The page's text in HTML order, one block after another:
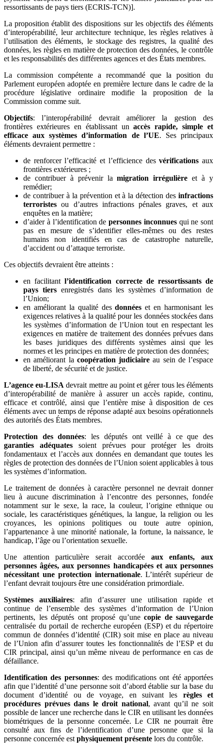
ressortissants de pays tiers (ECRIS-TCN)].
La proposition établit des dispositions sur les objectifs des éléments
d’interopérabilité, leur architecture technique, les règles relatives à
l’utilisation des éléments, le stockage des registres, la qualité des
données, les règles en matière de protection des données, le contrôle
et les responsabilités des différentes agences et des États membres.
La commission compétente a recommandé que la position du
Parlement européen adoptée en première lecture dans le cadre de la
procédure législative ordinaire modifie la proposition de la
Commission comme suit.
Objectifs: l’interopérabilité devrait améliorer la gestion des
frontières extérieures en établissant unaccès rapide, simple et
efficace aux systèmes d’information de l’UE. Ses principaux
éléments devraient permettre :
de renforcer l’efficacité et l’efficience desvérifications aux
frontières extérieures ;
de contribuer à prévenir lamigration irrégulière et à y
remédier;
de contribuer à la prévention et à la détection des infractions
terroristes ou d’autres infractions pénales graves, et aux
enquêtes en la matière;
d’aider à l’identification de personnes inconnuesqui ne sont
pas en mesure de s’identifier elles-mêmes ou des restes
humains non identifiés en cas de catastrophe naturelle,
d’accident ou d’attaque terroriste.
Ces objectifs devraient être atteints :
en facilitantl’identification correcte de ressortissants de
pays tiersenregistrés dans les systèmes d’information de
l’Union;
en améliorant la qualité desdonnées et en harmonisant les
exigences relatives à la qualité pour les données stockées dans
les systèmes d’information de l’Union tout en respectant les
exigences en matière de traitement des données prévues dans
les bases juridiques des différents systèmes ainsi que les
normes et les principes en matière de protection des données;
en améliorant la coopération judiciaire au sein de l’espace
de liberté, de sécurité et de justice.
L’agence eu-LISA devrait mettre au point et gérer tous les éléments
d’interopérabilité de manière à assurer un accès rapide, continu,
efficace et contrôlé, ainsi que l’entière mise à disposition de ces
éléments avec un temps de réponse adapté aux besoins opérationnels
des autorités des États membres.
Protection des données: les députés ont veillé à ce que des
garanties adéquatessoient prévues pour protéger les droits
fondamentaux et l’accès aux données en demandant que toutes les
règles de protection des données de l’Union soient applicables à tous
les systèmes d’information.
Le traitement de données à caractère personnel ne devrait donner
lieu à aucune discrimination à l’encontre des personnes, fondée
notamment sur le sexe, la race, la couleur, l’origine ethnique ou
sociale, les caractéristiques génétiques, la langue, la religion ou les
croyances, les opinions politiques ou toute autre opinion,
l’appartenance à une minorité nationale, la fortune, la naissance, le
handicap, l’âge ou l’orientation sexuelle.
Une attention particulière serait accordée aux enfants, aux
personnes âgées, aux personnes handicapées et aux personnes
nécessitant une protection internationale. L’intérêt supérieur de
l’enfant devrait toujours être une considération primordiale.
Systèmes auxiliaires: afin d’assurer une utilisation rapide et
continue de l’ensemble des systèmes d’information de l’Union
pertinents, les députés ont proposé qu’une copie de sauvegarde
centralisée du portail de recherche européen (ESP) et du répertoire
commun de données d’identité (CIR) soit mise en place au niveau
de l’Union afin d’assurer toutes les fonctionnalités de l’ESP et du
CIR principal, ainsi qu’un même niveau de performance en cas de
défaillance.
Identification des personnes: des modifications ont été apportées
afin que l’identité d’une personne soit d’abord établie sur la base du
document d’identité ou de voyage, en suivant les règles et
procédures prévues dans le droit national, avant qu’il ne soit
possible de lancer une recherche dans le CIR en utilisant les données
biométriques de la personne concernée. Le CIR ne pourrait être
consulté aux fins de l’identification d’une personne que si la
personne concernée est physiquement présente lors du contrôle.